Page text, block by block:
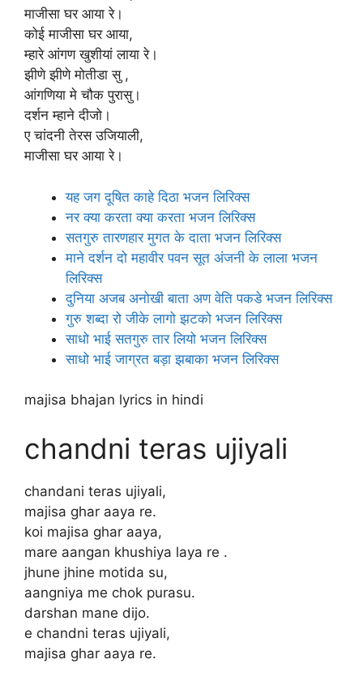
माजीसा घर आया रे।
कोई माजीसा घर आया,
म्हारे आंगण खुशीयां लाया रे।
झीणे झीणे मोतीडा सु ,
आंगणिया मे चौक पुरासु।
दर्शन म्हाने दीजो।
ए चांदनी तेरस उजियाली,
माजीसा घर आया रे।
यह जग दूषित काहे दिठा भजन लिरिक्स
नर क्या करता क्या करता भजन लिरिक्स
सतगुरु तारणहार मुगत के दाता भजन लिरिक्स
माने दर्शन दो महावीर पवन सूत अंजनी के लाला भजन
लिरिक्स
दुनिया अजब अनोखी बाता अण वेति पकडे भजन लिरिक्स
गुरु शब्दा रो जीके लागो झटको भजन लिरिक्स
साधो भाई सतगुरु तार लियो भजन लिरिक्स
साधो भाई जाग्रत बड़ा झबाका भजन लिरिक्स
majisa bhajan lyrics in hindi
chandni teras ujiyali
chandani teras ujiyali,
majisa ghar aaya re.
koi majisa ghar aaya,
mare aangan khushiya laya re .
jhune jhine motida su,
aangniya me chok purasu.
darshan mane dijo.
e chandni teras ujiyali,
majisa ghar aaya re.